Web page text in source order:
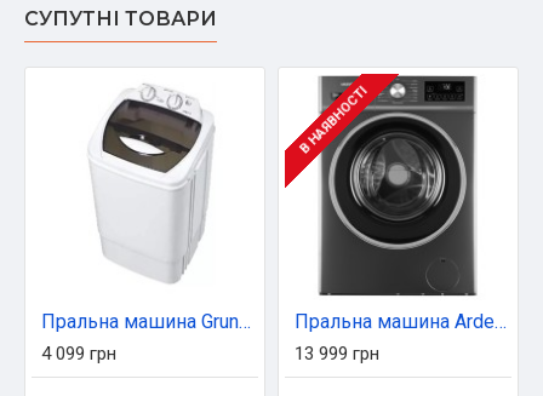
СУПУТНІ ТОВАРИ
Пральна машина Grunhelm GWB-W602-B
4 099 грн
В НАЯВНОСТІ
Пральна машина Ardesto WMW-8120DGI
13 999 грн